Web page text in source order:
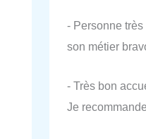
- Personne
son métier
- Très bon
Je